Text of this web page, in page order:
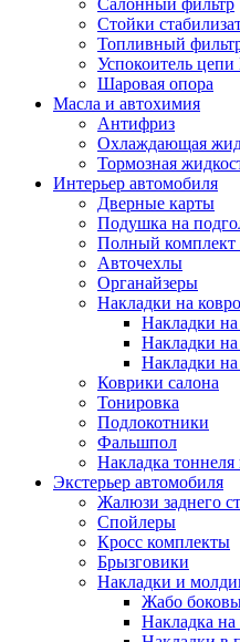
Салонный фильтр
Стойки
Топливный
Успокоитель
Шаровая опора
Масла и автохимия
Антифриз
Охлаждающая
Тормозная
Интерьер автомобиля
Дверные карты
Подушка на
Полный комплект
Авточехлы
Органайзеры
Накладки на
Накладки на
Накладки на
Накладки на
Коврики салона
Тонировка
Подлокотники
Фальшпол
Накладка тоннеля
Экстерьер автомобиля
Жалюзи заднего
Спойлеры
Кросс комплекты
Брызговики
Накладки и
Жабо
Накладка на